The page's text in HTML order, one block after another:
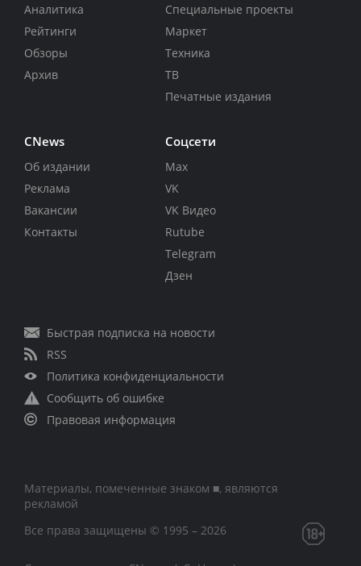
Аналитика
Рейтинги
Обзоры
Архив
Специальные проекты
Маркет
Техника
ТВ
Печатные издания
CNews
Об издании
Реклама
Вакансии
Контакты
Соцсети
Max
VK
VK Видео
Rutube
Telegram
Дзен
Быстрая подписка на новости
RSS
Политика конфиденциальности
Сообщить об ошибке
Правовая информация
Материалы, помеченные знаком ■, являются
рекламой
Все права защищены © 1995 – 2026